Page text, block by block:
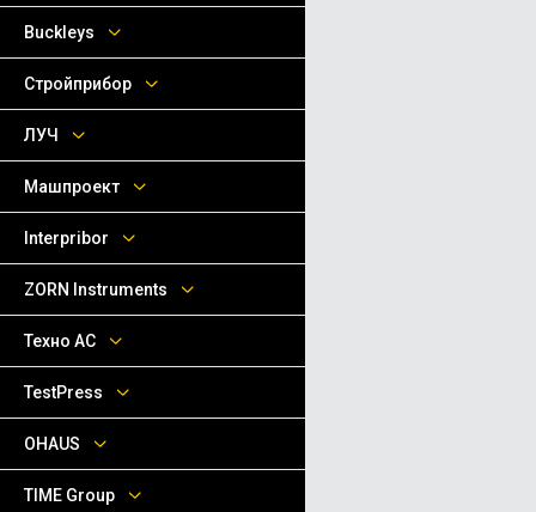
Buckleys
Стройприбор
ЛУЧ
Машпроект
Interpribor
ZORN Instruments
Техно АС
TestPress
OHAUS
TIME Group